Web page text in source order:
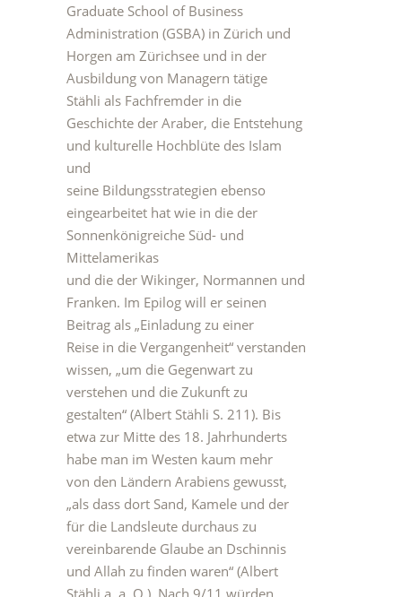
Graduate School of Business
Administration (GSBA) in Zürich und
Horgen am Zürichsee und in der
Ausbildung von Managern tätige
Stähli als Fachfremder in die
Geschichte der Araber, die Entstehung
und kulturelle Hochblüte des Islam
und
seine Bildungsstrategien ebenso
eingearbeitet hat wie in die der
Sonnenkönigreiche Süd- und
Mittelamerikas
und die der Wikinger, Normannen und
Franken. Im Epilog will er seinen
Beitrag als „Einladung zu einer
Reise in die Vergangenheit“ verstanden
wissen, „um die Gegenwart zu
verstehen und die Zukunft zu
gestalten“ (Albert Stähli S. 211). Bis
etwa zur Mitte des 18. Jahrhunderts
habe man im Westen kaum mehr
von den Ländern Arabiens gewusst,
„als dass dort Sand, Kamele und der
für die Landsleute durchaus zu
vereinbarende Glaube an Dschinnis
und Allah zu finden waren“ (Albert
Stähli a. a. O.). Nach 9/11 würden